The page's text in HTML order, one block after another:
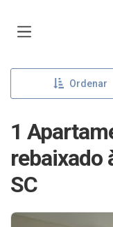
Ordenar
1
rebaixado
SC